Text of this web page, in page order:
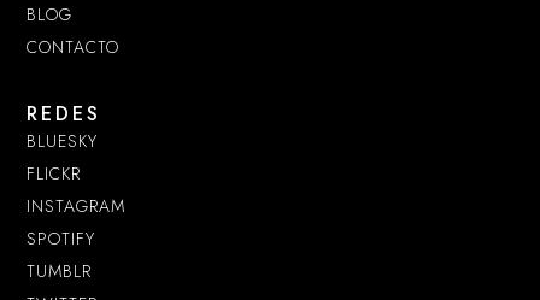
BLOG
CONTACTO
REDES
BLUESKY
FLICKR
INSTAGRAM
SPOTIFY
TUMBLR